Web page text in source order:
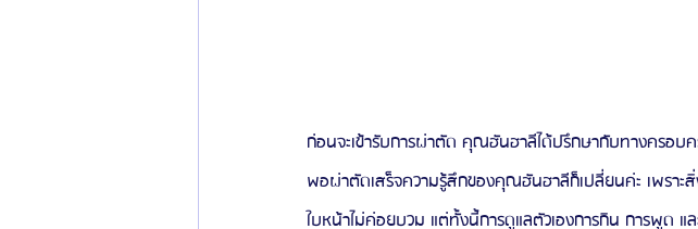
ก่อนจะเข้ารับการผ่าตัด คุณฮันฮาลีได้ปรึกษากับทางครอบ
พอผ่าตัดเสร็จความรู้สึกของคุณฮันฮาลีก็เปลี่ยนค่ะ เพรา
ใบหน้าไม่ค่อยบวม แต่ทั้งนี้การดูแลตัวเองการกิน การพูด แ